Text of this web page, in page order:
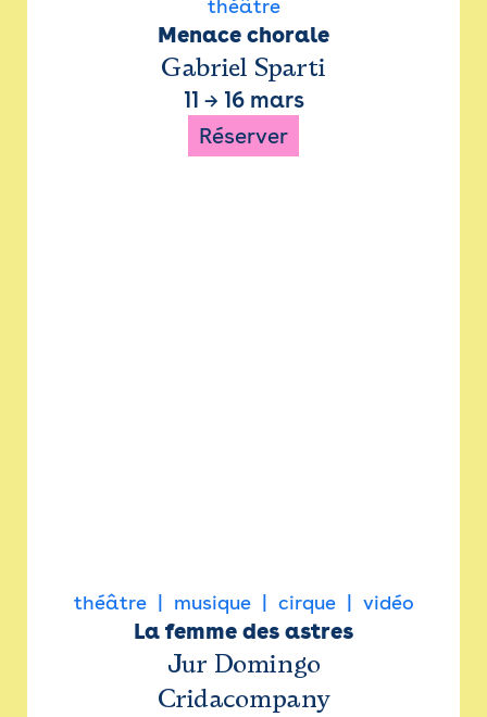
théâtre
Menace chorale
Gabriel Sparti
11 → 16 mars
Réserver
théâtre musique cirque vidéo
La femme des astres
Jur Domingo
Cridacompany